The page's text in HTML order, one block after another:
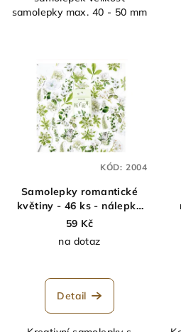
samolepky max. 40 - 50 mm
Samolepky romantické
květiny - 46 ks - nálepky
do alba
59 Kč
na dotaz
Detail
KÓD: 2004